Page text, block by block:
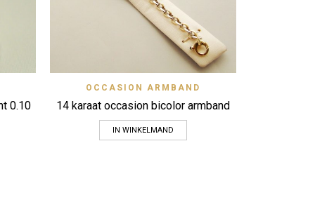
0.10
Zet op verlanglijstje Quick View
OCCASION ARMBAND
14 karaat occasion bicolor armband
IN WINKELMAND